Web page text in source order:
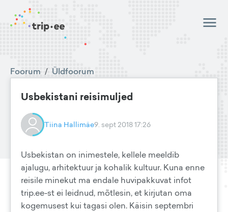
Foorum / Üldfoorum
Usbekistani reisimuljed
Tiina Hallimäe9. sept 2018 17:26
Usbekistan on inimestele, kellele meeldib
ajalugu, arhitektuur ja kohalik kultuur. Kuna enne
reisile minekut ma endale huvipakkuvat infot
trip.ee-st ei leidnud, mõtlesin, et kirjutan oma
kogemusest kui tagasi olen. Käisin septembri